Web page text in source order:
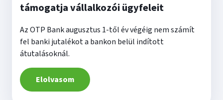
támogatja vállalkozói ügyfeleit
Az OTP Bank augusztus 1-től év végéig nem számít
fel banki jutalékot a bankon belül indított
átutalásoknál.
Elolvasom